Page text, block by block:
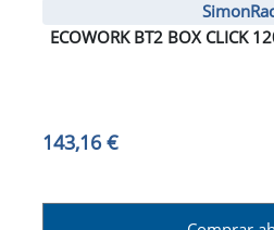
ECOWORK BT2 BOX CLICK
143,16 €